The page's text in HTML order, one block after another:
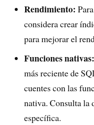
Rendimiento:
considera crear
para mejorar el
Funciones nativas:
más reciente de
cuentes con las
nativa. Consulta la
específica.